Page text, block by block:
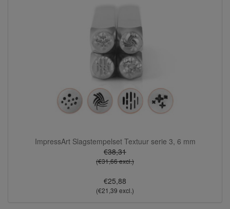
ImpressArt Slagstempelset Textuur serie 3, 6 mm
€38,31
(€31,66 excl.)
€25,88
(€21,39 excl.)